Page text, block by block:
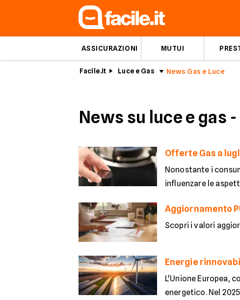
ASSICURAZIONI MUTUI
Facile.it Luce e Gas News Gas e Luce
News su luce e gas
Offerte Gas a
Nonostante i
influenzare le
Aggiornamento
Scopri i valori
Energie
L'Unione Europea,
energetico. Nel